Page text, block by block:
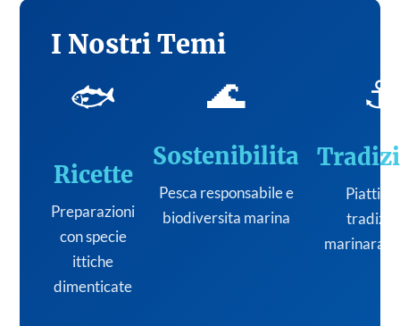
I Nostri Temi
🐟
Ricette
Preparazioni
con specie
ittiche
dimenticate
🌊
Sostenibilita
Pesca responsabile e
biodiversita marina
⚓
Piatti
marinara